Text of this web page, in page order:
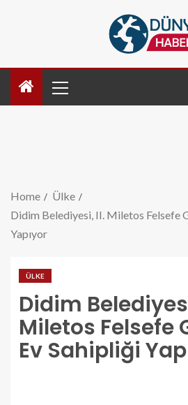
Home
Ülke
Didim Belediyesi, II. Miletos Felsefe
Yapıyor
ÜLKE
Didim
Miletos Felsefe
Ev Sahipliği